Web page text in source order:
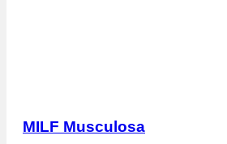
MILF Musculosa